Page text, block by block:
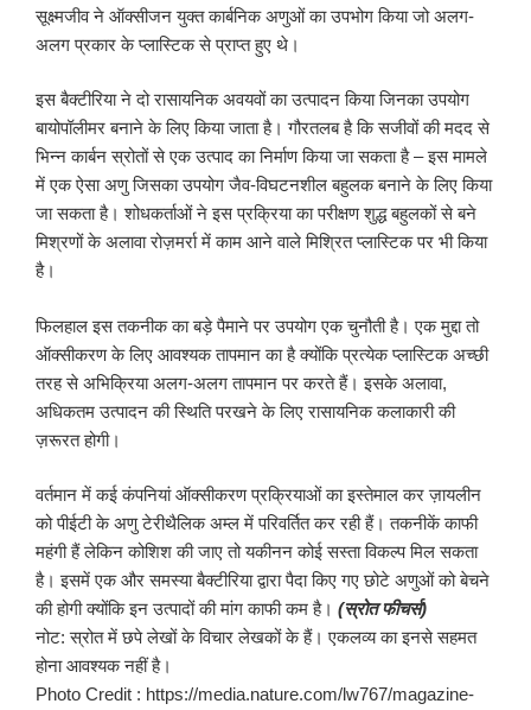
सूक्ष्मजीव ने ऑक्सीजन युक्त कार्बनिक अणुओं का उपभोग किया जो अलग-
अलग प्रकार के प्लास्टिक से प्राप्त हुए थे।
इस बैक्टीरिया ने दो रासायनिक अवयवों का उत्पादन किया जिनका उपयोग
बायोपॉलीमर बनाने के लिए किया जाता है। गौरतलब है कि सजीवों की मदद से
भिन्न कार्बन स्रोतों से एक उत्पाद का निर्माण किया जा सकता है – इस मामले
में एक ऐसा अणु जिसका उपयोग जैव-विघटनशील बहुलक बनाने के लिए किया
जा सकता है। शोधकर्ताओं ने इस प्रक्रिया का परीक्षण शुद्ध बहुलकों से बने
मिश्रणों के अलावा रोज़मर्रा में काम आने वाले मिश्रित प्लास्टिक पर भी किया
है।
फिलहाल इस तकनीक का बड़े पैमाने पर उपयोग एक चुनौती है। एक मुद्दा तो
ऑक्सीकरण के लिए आवश्यक तापमान का है क्योंकि प्रत्येक प्लास्टिक अच्छी
तरह से अभिक्रिया अलग-अलग तापमान पर करते हैं। इसके अलावा,
अधिकतम उत्पादन की स्थिति परखने के लिए रासायनिक कलाकारी की
ज़रूरत होगी।
वर्तमान में कई कंपनियां ऑक्सीकरण प्रक्रियाओं का इस्तेमाल कर ज़ायलीन
को पीईटी के अणु टेरीथैलिक अम्ल में परिवर्तित कर रही हैं। तकनीकें काफी
महंगी हैं लेकिन कोशिश की जाए तो यकीनन कोई सस्ता विकल्प मिल सकता
है। इसमें एक और समस्या बैक्टीरिया द्वारा पैदा किए गए छोटे अणुओं को बेचने
की होगी क्योंकि इन उत्पादों की मांग काफी कम है। (स्रोत फीचर्स)
नोट: स्रोत में छपे लेखों के विचार लेखकों के हैं। एकलव्य का इनसे सहमत
होना आवश्यक नहीं है।
Photo Credit : https://media.nature.com/lw767/magazine-